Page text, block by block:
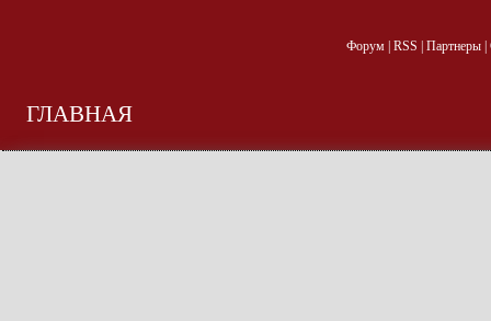
Форум| RSS Партнеры|
ГЛАВНАЯ